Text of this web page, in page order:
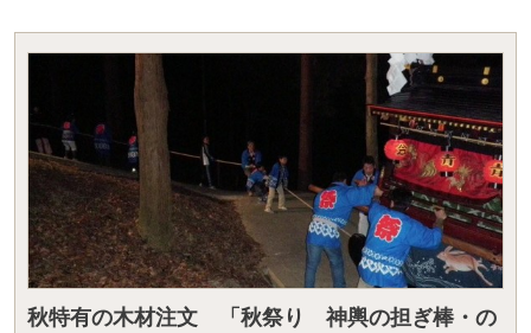
秋特有の木材注文 「秋祭り 神輿の担ぎ棒・の